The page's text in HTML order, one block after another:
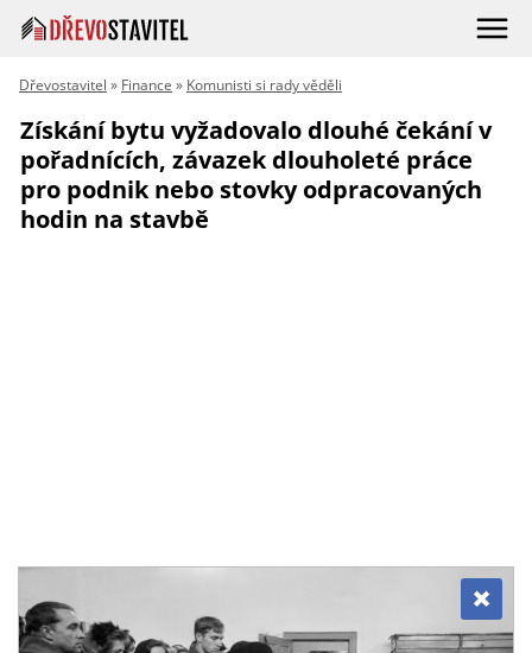
Dřevostavitel » Finance » Komunisti si rady věděli
Získání bytu vyžadovalo dlouhé čekání v
pořadnících, závazek dlouholeté práce
pro podnik nebo stovky odpracovaných
hodin na stavbě